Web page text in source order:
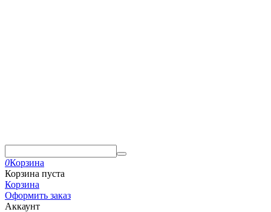
0Корзина
Корзина пуста
Корзина
Оформить заказ
Аккаунт